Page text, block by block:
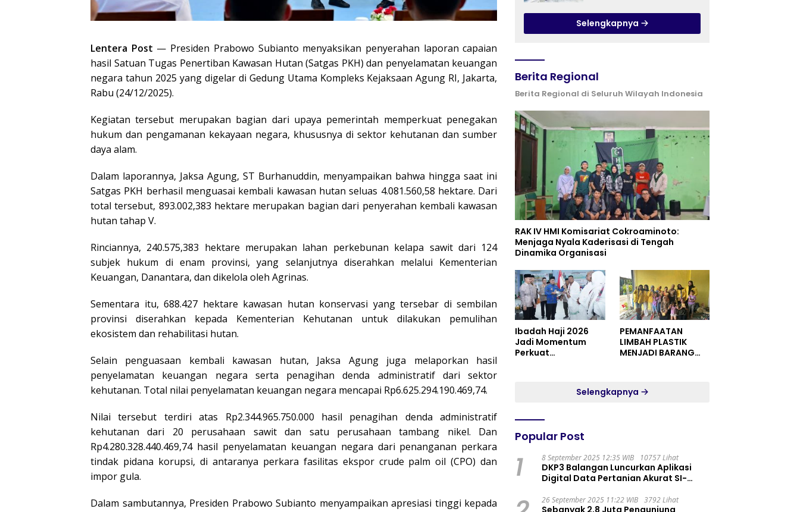
Lentera Post — Presiden Prabowo Subianto menyaksikan penyerahan laporan capaian
hasil Satuan Tugas Penertiban Kawasan Hutan (Satgas PKH) dan penyelamatan keuangan
negara tahun 2025 yang digelar di Gedung Utama Kompleks Kejaksaan Agung RI, Jakarta,
Rabu (24/12/2025).
Kegiatan tersebut merupakan bagian dari upaya pemerintah memperkuat penegakan
hukum dan pengamanan kekayaan negara, khususnya di sektor kehutanan dan sumber
daya alam.
Dalam laporannya, Jaksa Agung, ST Burhanuddin, menyampaikan bahwa hingga saat ini
Satgas PKH berhasil menguasai kembali kawasan hutan seluas 4.081.560,58 hektare. Dari
total tersebut, 893.002,383 hektare merupakan bagian dari penyerahan kembali kawasan
hutan tahap V.
Rinciannya, 240.575,383 hektare merupakan lahan perkebunan kelapa sawit dari 124
subjek hukum di enam provinsi, yang selanjutnya diserahkan melalui Kementerian
Keuangan, Danantara, dan dikelola oleh Agrinas.
Sementara itu, 688.427 hektare kawasan hutan konservasi yang tersebar di sembilan
provinsi diserahkan kepada Kementerian Kehutanan untuk dilakukan pemulihan
ekosistem dan rehabilitasi hutan.
Selain penguasaan kembali kawasan hutan, Jaksa Agung juga melaporkan hasil
penyelamatan keuangan negara serta penagihan denda administratif dari sektor
kehutanan. Total nilai penyelamatan keuangan negara mencapai Rp6.625.294.190.469,74.
Nilai tersebut terdiri atas Rp2.344.965.750.000 hasil penagihan denda administratif
kehutanan dari 20 perusahaan sawit dan satu perusahaan tambang nikel. Dan
Rp4.280.328.440.469,74 hasil penyelamatan keuangan negara dari penanganan perkara
tindak pidana korupsi, di antaranya perkara fasilitas ekspor crude palm oil (CPO) dan
impor gula.
Dalam sambutannya, Presiden Prabowo Subianto menyampaikan apresiasi tinggi kepada
Membuat Media Ajar
Selengkapnya
Berita Regional
Berita Regional di Seluruh Wilayah Indonesia
RAK IV HMI Komisariat Cokroaminoto:
Menjaga Nyala Kaderisasi di Tengah
Dinamika Organisasi
Ibadah Haji 2026
Jadi Momentum
Perkuat
PEMANFAATAN
LIMBAH PLASTIK
MENJADI BARANG
RESIDENCE
Selengkapnya
Popular Post
1 8 September 2025 12:35 WIB 10757 Lihat
DKP3 Balangan Luncurkan Aplikasi
Digital Data Pertanian Akurat SI-
26 September 2025 11:22 WIB 3792 Lihat